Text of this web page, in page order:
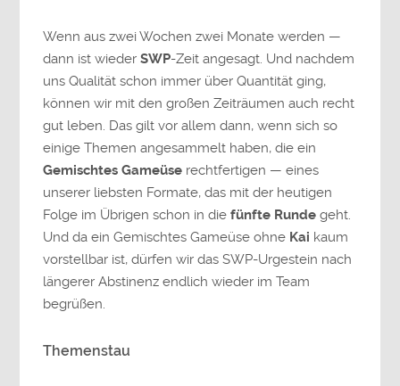
Wenn aus zwei Wochen zwei Monate werden —
dann ist wiederSWP-Zeit angesagt. Und nachdem
uns Qualität schon immer über Quantität ging,
können wir mit den großen Zeiträumen auch recht
gut leben. Das gilt vor allem dann, wenn sich so
einige Themen angesammelt haben, die ein
Gemischtes Gameüse rechtfertigen — eines
unserer liebsten Formate, das mit der heutigen
Folge im Übrigen schon in diefünfte Runde geht.
Und da ein Gemischtes Gameüse ohne Kai kaum
vorstellbar ist, dürfen wir das SWP-Urgestein nach
längerer Abstinenz endlich wieder im Team
begrüßen.
Themenstau